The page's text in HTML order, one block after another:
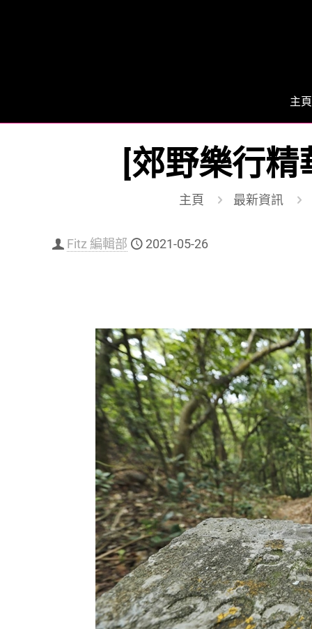
主頁
[郊野樂行
主頁 最新資訊
Fitz 編輯部 2021-05-26